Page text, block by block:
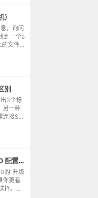
，询问
到一个a
文件管
别
3个标
另一种
连接ST
能充电
小米路由器 AX3000T 与 AX3000 配置对比
的“升级
你更看
择。它